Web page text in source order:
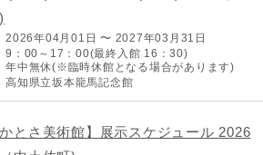
2026年04月01日 〜 2027年03月31日
9：00～17：00(最終入館 16：30)
年中無休(※臨時休館となる場合があります)
高知県立坂本龍馬記念館
かとさ美術館】展示スケジュール 2026